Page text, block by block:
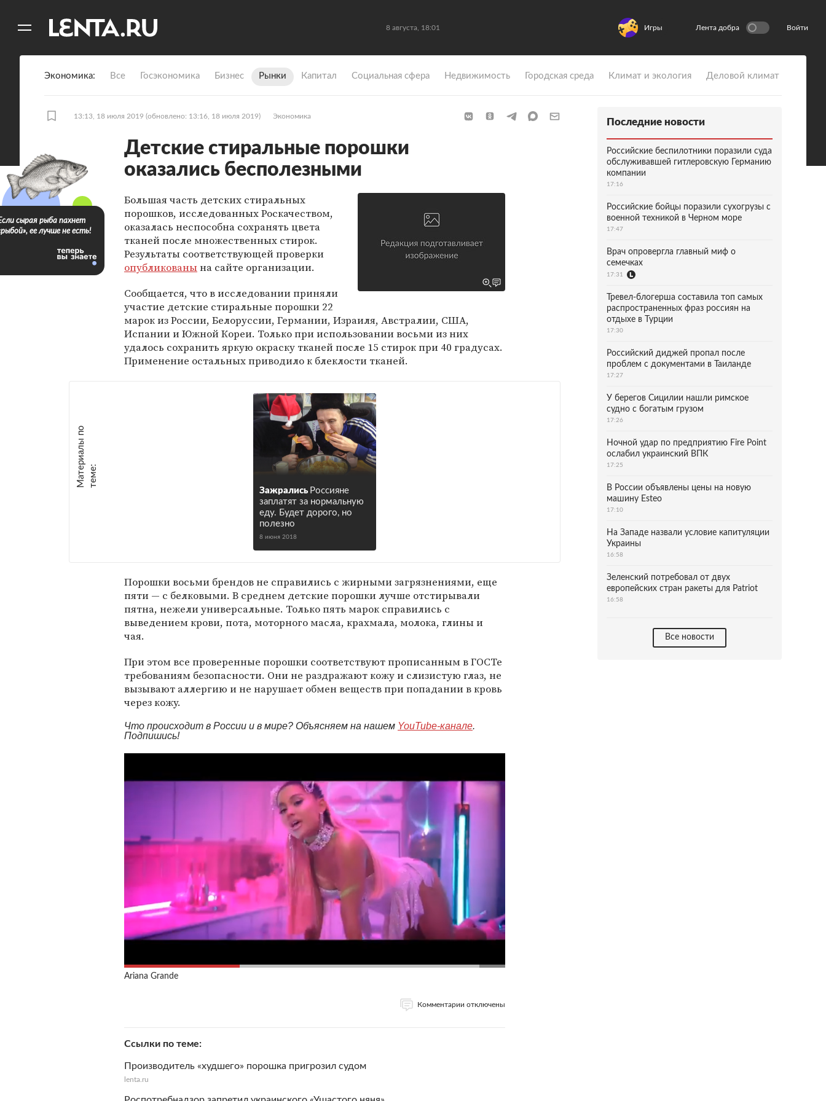
8 августа, 18:01 Игры Лента добра Войти
Экономика Все Госэкономика Бизнес Рынки Капитал Социальная сфера Недвижимость Городская среда Климат и экология Деловой климат
13:13, 18 июля 2019 (обновлено: 13:16, 18 июля 2019) Экономика
Детские стиральные порошки
оказались бесполезными
Большая часть детских стиральных
порошков, исследованных Роскачеством,
оказалась неспособна сохранять цвета
тканей после множественных стирок.
Результаты соответствующей проверки
опубликованына сайте организации.
Сообщается, что в исследовании приняли
участие детские стиральные порошки 22
марок из России, Белоруссии, Германии, Израиля, Австралии, США,
Испании и Южной Кореи. Только при использовании восьми из них
удалось сохранить яркую окраску тканей после 15 стирок при 40 градусах.
Применение остальных приводило к блеклости тканей.
М
а
т е
р
и
а
л
ы
п
о
т
е
м
е :
Зажрались Россияне
заплатят за нормальную
еду. Будет дорого, но
полезно
8 июня 2018
Порошки восьми брендов не справились с жирными загрязнениями, еще
пяти — с белковыми. В среднем детские порошки лучше отстирывали
пятна, нежели универсальные. Только пять марок справились с
выведением крови, пота, моторного масла, крахмала, молока, глины и
чая.
При этом все проверенные порошки соответствуют прописанным в ГОСТе
требованиям безопасности. Они не раздражают кожу и слизистую глаз, не
вызывают аллергию и не нарушает обмен веществ при попадании в кровь
через кожу.
Что происходит в России и в мире? Объясняем на нашем YouTube-канале.
Подпишись!
Ariana Grande
Комментарии отключены
Ссылки по теме
Производитель «худшего» порошка пригрозил судом
lenta.ru
сырая рыба пахнет
ее лучше не есть!
Последние новости
Российские беспилотники поразили суда
обслуживавшей гитлеровскую Германию
компании
17:16
Российские бойцы поразили сухогрузы с
военной техникой в Черном море
17:47
Врач опровергла главный миф о
семечках
17:31
Тревел-блогерша составила топ самых
распространенных фраз россиян на
отдыхе в Турции
17:30
Российский диджей пропал после
проблем с документами в Таиланде
17:27
У берегов Сицилии нашли римское
судно с богатым грузом
17:26
Ночной удар по предприятию Fire Point
ослабил украинский ВПК
17:25
В России объявлены цены на новую
машину Esteo
17:10
На Западе назвали условие капитуляции
Украины
16:58
Зеленский потребовал от двух
европейских стран ракеты для Patriot
16:58
Все новости